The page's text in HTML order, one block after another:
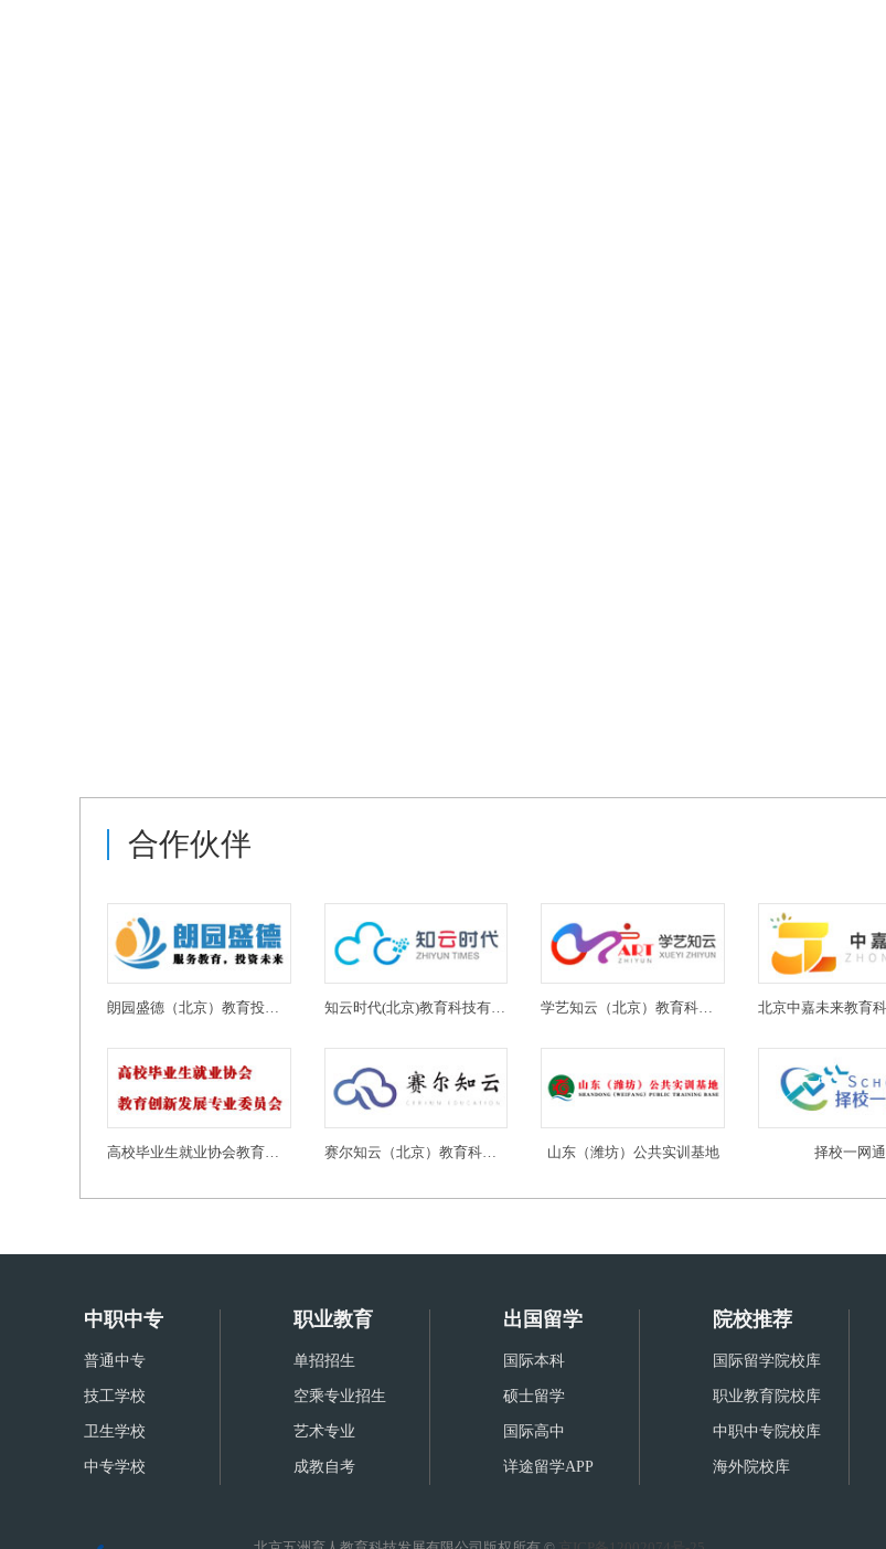
合作伙伴
朗园盛德（北京）教育投资有限公司 知云时代(北京)教育科技有限公司 学艺知云（北京）教育科技有限公司
赛尔知云（北京）教育科技有限公司 山东（潍坊）公共实训基地 择校一网通
中职中专
普通中专
技工学校
卫生学校
中专学校
职业教育
单招招生
空乘专业招生
艺术专业
成教自考
出国留学
国际本科
硕士留学
国际高中
详途留学APP
院校推荐
国际留学院校库
职业教育院校库
中职中专院校库
海外院校库